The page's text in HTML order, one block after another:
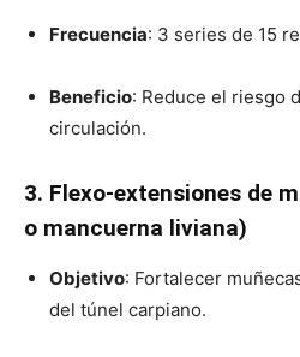
Frecuencia: 3 series de 15
Beneficio: Reduce el riesgo
circulación.
3. Flexo-extensiones de
o mancuerna liviana)
Objetivo: Fortalecer
del túnel carpiano.